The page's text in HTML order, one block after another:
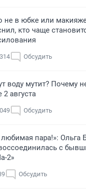
не в юбке или
кто чаще
Обсудить
воду мутит? Почему
2 августа
Обсудить
пара!»: Ольга
с
2»
Обсудить